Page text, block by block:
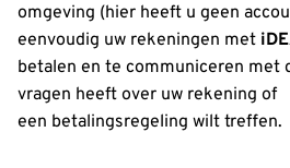
omgeving (hier heeft u geen
eenvoudig uw rekeningen met
betalen en te communiceren met
vragen heeft over uw rekening of
een betalingsregeling wilt treffen.